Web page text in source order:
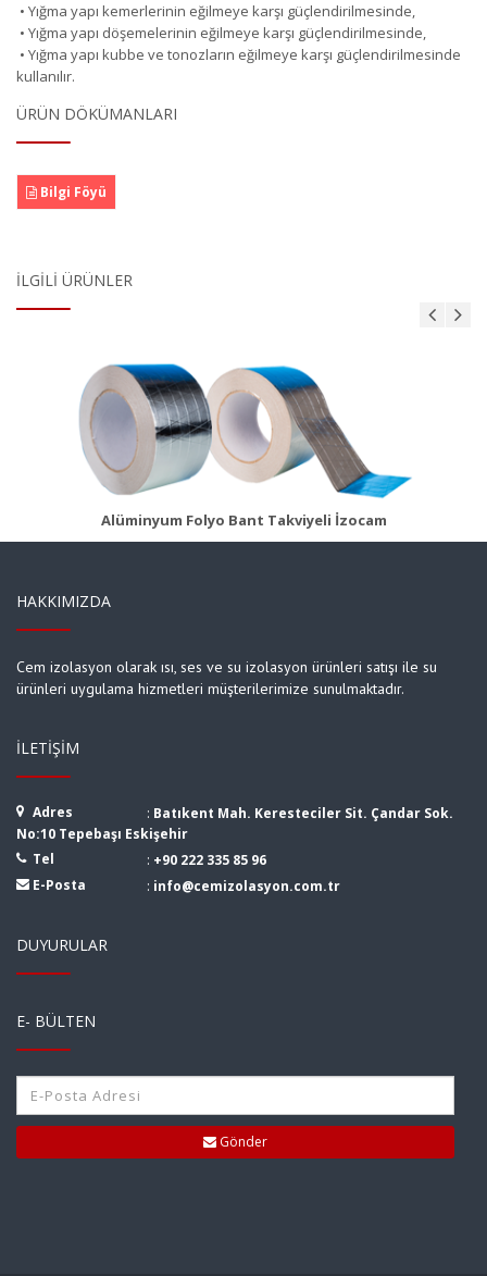
• Yığma yapı kemerlerinin eğilmeye karşı güçlendirilmesinde,
• Yığma yapı döşemelerinin eğilmeye karşı güçlendirilmesinde,
• Yığma yapı kubbe ve tonozların eğilmeye karşı güçlendirilmesinde
kullanılır.
ÜRÜN DÖKÜMANLARI
Bilgi Föyü
İLGILI ÜRÜNLER
Alüminyum Folyo Bant Takviyeli İzocam
Alüminyum Folyo Bant Takviyesiz
Ürün Detayı
HAKKIMIZDA
Cem izolasyon olarak ısı, ses ve su izolasyon ürünleri satışı ile su
ürünleri uygulama hizmetleri müşterilerimize sunulmaktadır.
İLETIŞIM
Adres : Batıkent Mah. Keresteciler Sit. Çandar Sok.
No:10 Tepebaşı Eskişehir
Tel
: +90 222 335 85 96
E-Posta
: info@cemizolasyon.com.tr
DUYURULAR
E- BÜLTEN
Gönder